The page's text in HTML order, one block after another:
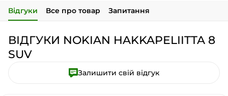
Відгуки Все про товар Запитання
ВІДГУКИ NOKIAN HAKKAPELIITTA 8
SUV
Залишити свій відгук